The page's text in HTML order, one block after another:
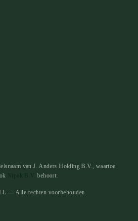
van J. Anders Holding B.V., waartoe
Nipak B.V. behoort.
— Alle rechten voorbehouden.